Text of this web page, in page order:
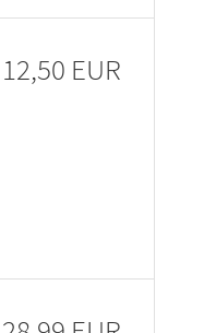
12,50 EUR